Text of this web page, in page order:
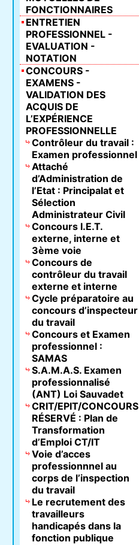
FONCTIONNAIRES
ENTRETIEN
PROFESSIONNEL -
EVALUATION -
NOTATION
CONCOURS -
EXAMENS -
VALIDATION DES
ACQUIS DE
L’EXPÉRIENCE
PROFESSIONNELLE
Contrôleur du travail :
Examen professionnel
Attaché
d’Administration de
l’Etat : Principalat et
Sélection
Administrateur Civil
Concours I.E.T.
externe, interne et
3ème voie
Concours de
contrôleur du travail
externe et interne
Cycle préparatoire au
concours d’inspecteur
du travail
Concours et Examen
professionnel :
SAMAS
S.A.M.A.S. Examen
professionnalisé
(ANT) Loi Sauvadet
CRIT/EPIT/CONCOURS
RÉSERVÉ : Plan de
Transformation
d’Emploi CT/IT
Voie d’acces
professionnnel au
corps de l’inspection
du travail
Le recrutement des
travailleurs
handicapés dans la
fonction publique